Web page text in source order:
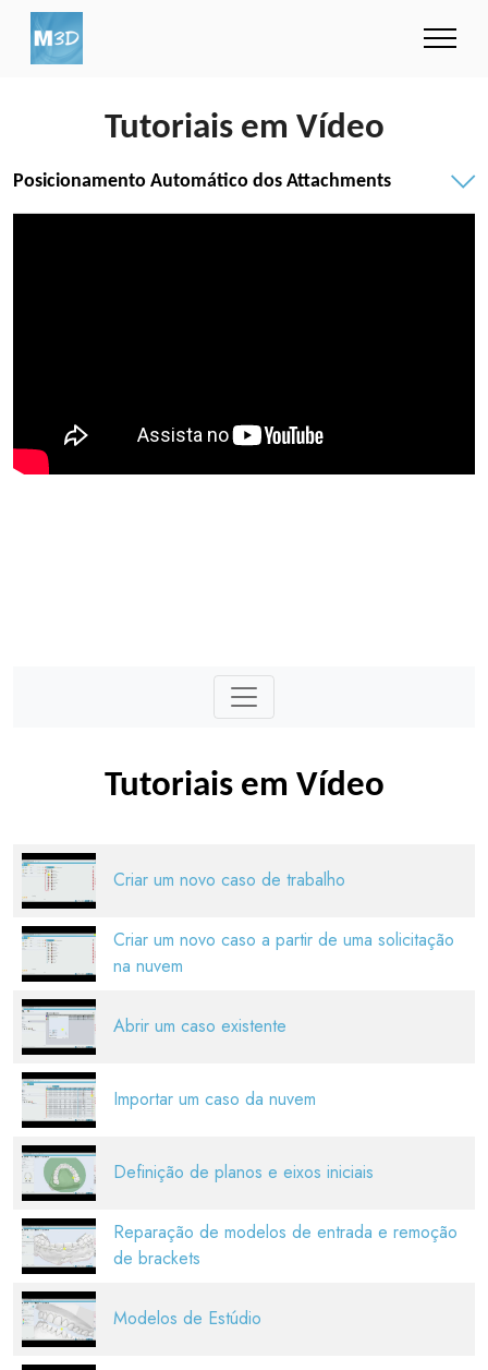
Tutoriais em Vídeo
Posicionamento Automático dos Attachments
Tutoriais em Vídeo
Criar um novo caso de trabalho
Criar um novo caso a partir de uma solicitação
na nuvem
Abrir um caso existente
Importar um caso da nuvem
Definição de planos e eixos iniciais
Reparação de modelos de entrada e remoção
de brackets
Modelos de Estúdio